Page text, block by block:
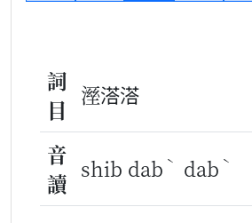
詞
目
溼溚溚
音
讀
shib dab ˋ dab ˋ